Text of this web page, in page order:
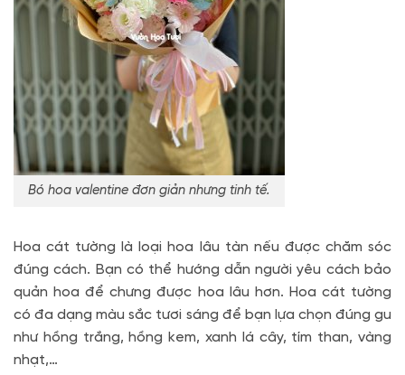
Bó hoa valentine đơn giản nhưng tinh tế.
Hoa cát tường là loại hoa lâu tàn nếu được chăm sóc
đúng cách. Bạn có thể hướng dẫn người yêu cách bảo
quản hoa để chưng được hoa lâu hơn. Hoa cát tường
có đa dạng màu sắc tươi sáng để bạn lựa chọn đúng gu
như hồng trắng, hồng kem, xanh lá cây, tím than, vàng
nhạt,…